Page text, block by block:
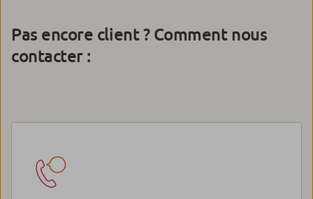
Pas encore client ? Comment nous
contacter :